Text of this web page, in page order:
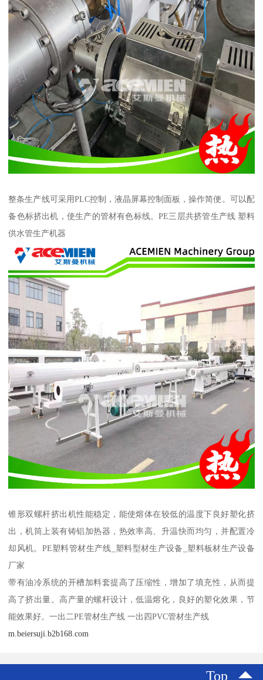
整条生产线可采用PLC控制，液晶屏幕控制面板，操作简便。可以配
备色标挤出机，使生产的管材有色标线。PE三层共挤管生产线 塑料
供水管生产机器
锥形双螺杆挤出机性能稳定，能使熔体在较低的温度下良好塑化挤
出，机筒上装有铸铝加热器，热效率高、升温快而均匀，并配置冷
却风机。PE塑料管材生产线_塑料型材生产设备_塑料板材生产设备
厂家
带有油冷系统的开槽加料套提高了压缩性，增加了填充性，从而提
高了挤出量。高产量的螺杆设计，低温熔化，良好的塑化效果，节
能效果好。一出二PE管材生产线 一出四PVC管材生产线
m.beiersuji.b2b168.com
Top